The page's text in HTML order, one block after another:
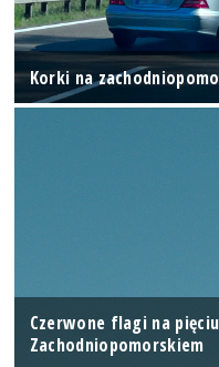
Korki na
Czerwone flagi na
Zachodniopomorskiem